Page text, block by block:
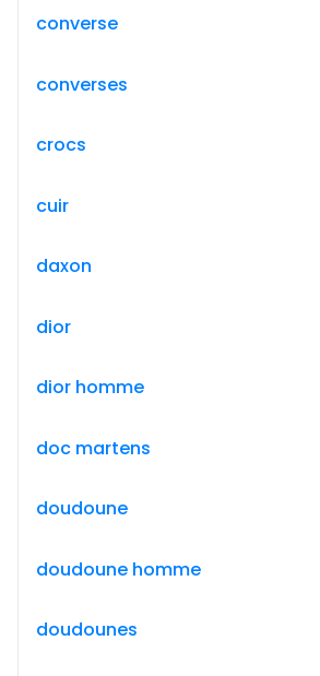
converse
converses
crocs
cuir
daxon
dior
dior homme
doc martens
doudoune
doudoune homme
doudounes